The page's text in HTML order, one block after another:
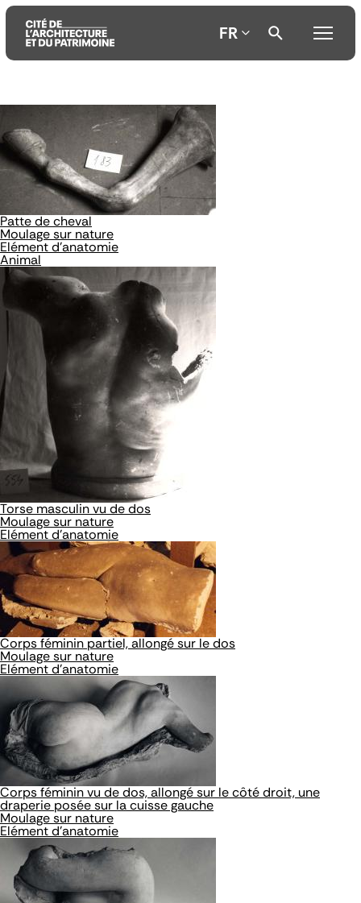
au
contenu
principal
au
menu
principal
à
la
recherche
FR
Patte de cheval
Moulage sur nature
Elément d'anatomie
Animal
Torse masculin vu de dos
Moulage sur nature
Elément d'anatomie
Corps féminin partiel, allongé sur le dos
Moulage sur nature
Elément d'anatomie
Corps féminin vu de dos, allongé sur le côté droit, une
draperie posée sur la cuisse gauche
Moulage sur nature
Elément d'anatomie